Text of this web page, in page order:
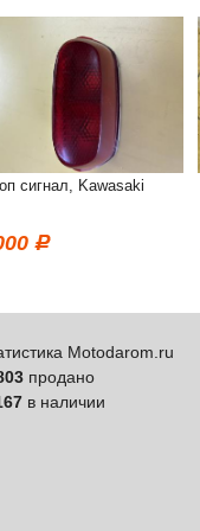
сигнал, Kawasaki
Motodarom.ru
продано
в наличии